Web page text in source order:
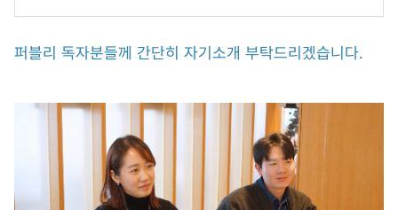
퍼블리 독자분들께 간단히 자기소개 부탁드리겠습니다.